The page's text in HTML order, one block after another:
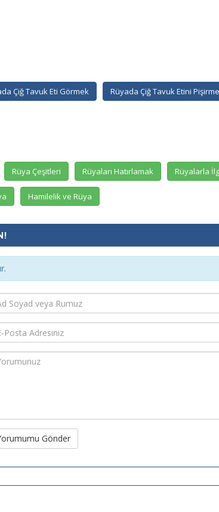
Çiğ Tavuk Eti Görmek Rüyada Çiğ Tavuk Etini
Rüya Çeşitleri Rüyaları Hatırlamak Rüyalarla
Hamilelik ve Rüya
Gönder